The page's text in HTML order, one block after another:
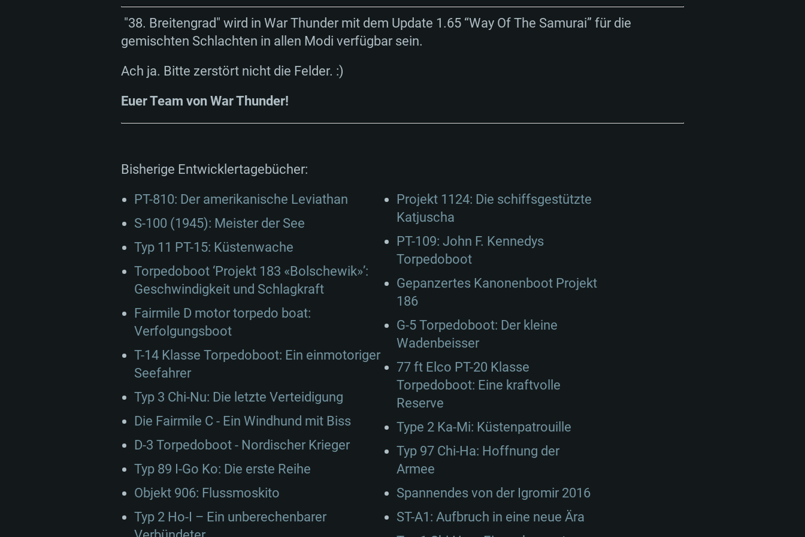
"38. Breitengrad" wird in War Thunder mit dem Update 1.65 “Way Of The Samurai” für die
gemischten Schlachten in allen Modi verfügbar sein.
Ach ja. Bitte zerstört nicht die Felder. :)
Euer Team von War Thunder!
Bisherige Entwicklertagebücher:
PT-810: Der amerikanische Leviathan
S-100 (1945): Meister der See
Typ 11 PT-15: Küstenwache
Torpedoboot ‘Projekt 183 «Bolschewik»’:
Geschwindigkeit und Schlagkraft
Fairmile D motor torpedo boat:
Verfolgungsboot
T-14 Klasse Torpedoboot: Ein einmotoriger
Seefahrer
Typ 3 Chi-Nu: Die letzte Verteidigung
Die Fairmile C - Ein Windhund mit Biss
D-3 Torpedoboot - Nordischer Krieger
Typ 89 I-Go Ko: Die erste Reihe
Objekt 906: Flussmoskito
Typ 2 Ho-I – Ein unberechenbarer
Projekt 1124: Die schiffsgestützte
Katjuscha
PT-109: John F. Kennedys
Torpedoboot
Gepanzertes Kanonenboot Projekt
186
G-5 Torpedoboot: Der kleine
Wadenbeisser
77 ft Elco PT-20 Klasse
Torpedoboot: Eine kraftvolle
Reserve
Type 2 Ka-Mi: Küstenpatrouille
Typ 97 Chi-Ha: Hoffnung der
Armee
Spannendes von der Igromir 2016
ST-A1: Aufbruch in eine neue Ära